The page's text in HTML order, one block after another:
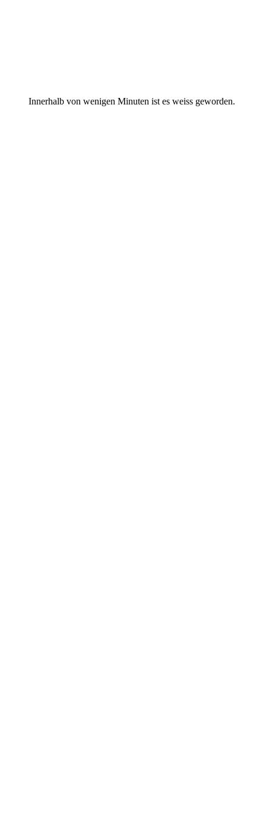
Innerhalb von wenigen Minuten ist es weiss geworden.